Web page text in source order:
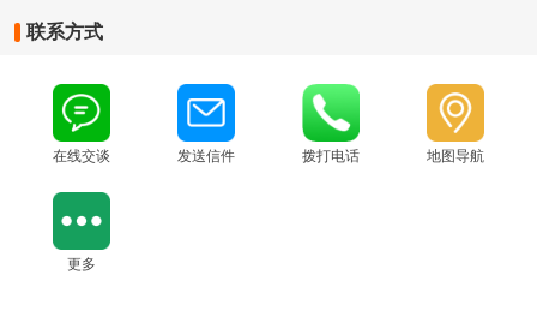
联系方式
在线交谈 发送信件 拨打电话 地图导航
更多